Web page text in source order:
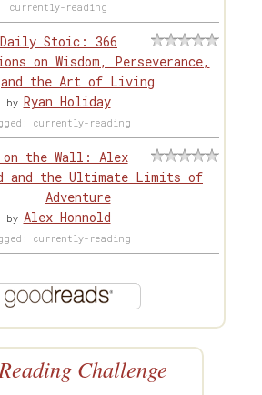
currently-reading
Daily Stoic: 366
on Wisdom, Perseverance,
and the Art of Living
by Ryan Holiday
currently-reading
on the Wall: Alex
and the Ultimate Limits of
Adventure
by Alex Honnold
currently-reading
Challenge